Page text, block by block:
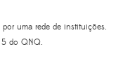
uma rede de instituições.
5 do QNQ.